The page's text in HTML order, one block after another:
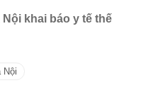
khai báo y tế thế
Nội